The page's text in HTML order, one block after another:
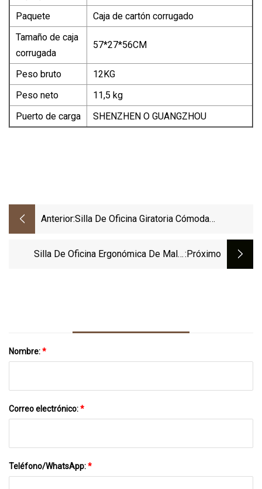
Paquete
Caja de cartón corrugado
Tamaño de caja
corrugada
57*27*56CM
Peso bruto
12KG
Peso neto
11,5 kg
Puerto de carga
SHENZHEN O GUANGZHOU
Anterior:Silla De Oficina Giratoria Cómoda
Trabajo De La Malla De Alta Calidad Del
Silla De Oficina Ergonómica De Malla:próximo
Nombre:*
Correo electrónico:*
Teléfono/WhatsApp:*